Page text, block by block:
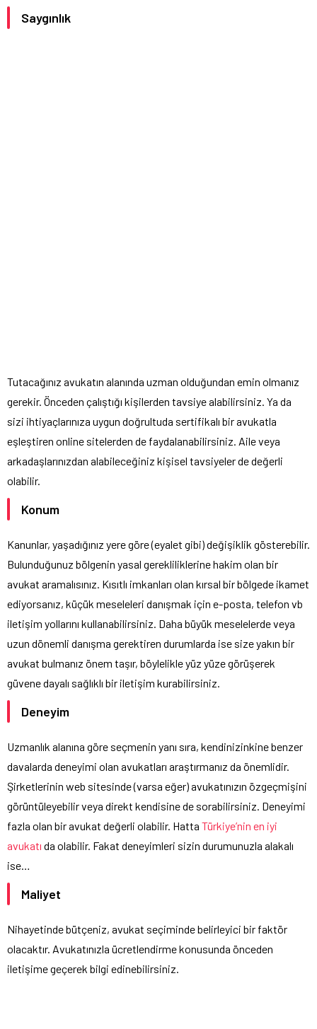
Saygınlık
Tutacağınız avukatın alanında uzman olduğundan emin olmanız
gerekir. Önceden çalıştığı kişilerden tavsiye alabilirsiniz. Ya da
sizi ihtiyaçlarınıza uygun doğrultuda sertifikalı bir avukatla
eşleştiren online sitelerden de faydalanabilirsiniz. Aile veya
arkadaşlarınızdan alabileceğiniz kişisel tavsiyeler de değerli
olabilir.
Konum
Kanunlar, yaşadığınız yere göre (eyalet gibi) değişiklik gösterebilir.
Bulunduğunuz bölgenin yasal gerekliliklerine hakim olan bir
avukat aramalısınız. Kısıtlı imkanları olan kırsal bir bölgede ikamet
ediyorsanız, küçük meseleleri danışmak için e-posta, telefon vb
iletişim yollarını kullanabilirsiniz. Daha büyük meselelerde veya
uzun dönemli danışma gerektiren durumlarda ise size yakın bir
avukat bulmanız önem taşır, böylelikle yüz yüze görüşerek
güvene dayalı sağlıklı bir iletişim kurabilirsiniz.
Deneyim
Uzmanlık alanına göre seçmenin yanı sıra, kendinizinkine benzer
davalarda deneyimi olan avukatları araştırmanız da önemlidir.
Şirketlerinin web sitesinde (varsa eğer) avukatınızın özgeçmişini
görüntüleyebilir veya direkt kendisine de sorabilirsiniz. Deneyimi
fazla olan bir avukat değerli olabilir. Hatta Türkiye’nin en iyi
avukatı da olabilir. Fakat deneyimleri sizin durumunuzla alakalı
ise…
Maliyet
Nihayetinde bütçeniz, avukat seçiminde belirleyici bir faktör
olacaktır. Avukatınızla ücretlendirme konusunda önceden
iletişime geçerek bilgi edinebilirsiniz.